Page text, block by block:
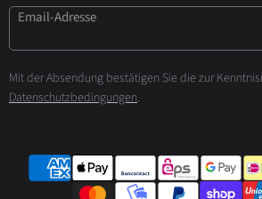
Email-Adresse
Mit der Absendung bestätigen Sie die zur
Datenschutzbedingungen.